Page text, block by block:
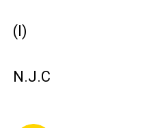
(I)
N.J.C